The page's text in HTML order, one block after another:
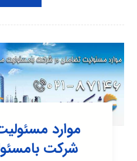
موارد
شرکت